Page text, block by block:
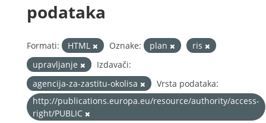
podataka
Formati: HTML Oznake: plan
ris
upravljanje
Izdavači:
agencija-za-zastitu-okolisa
Vrsta podataka:
http://publications.europa.eu/resource/authority/access-
right/PUBLIC